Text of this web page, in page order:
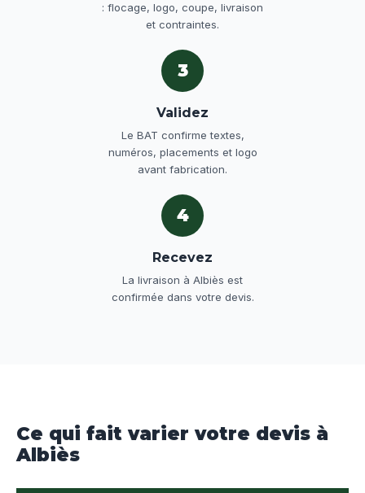
: flocage, logo, coupe, livraison
et contraintes.
3
Validez
Le BAT confirme textes,
numéros, placements et logo
avant fabrication.
4
Recevez
La livraison à Albiès est
confirmée dans votre devis.
Ce qui fait varier votre devis à
Albiès